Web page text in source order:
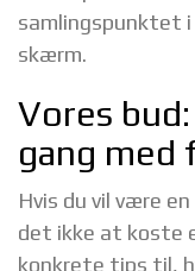
samlingspunktet
skærm.
Vores
gang med
Hvis du vil være
det ikke at koste
konkrete tips til,